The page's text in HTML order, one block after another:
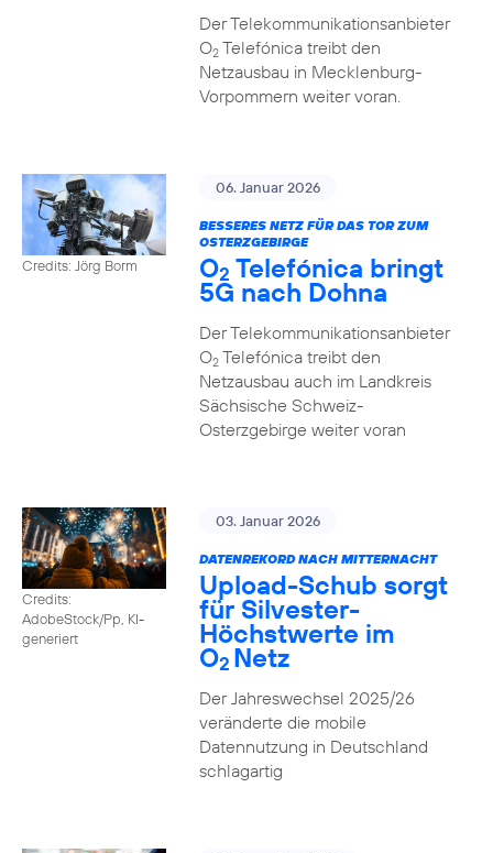
Der Telekommunikationsanbieter
O2Telefónica treibt den
Netzausbau in Mecklenburg-
Vorpommern weiter voran.
Credits: Jörg Borm
06. Januar 2026
BESSERES NETZ FÜR DAS TOR ZUM
OSTERZGEBIRGE
O2 Telefónica bringt
5G nach Dohna
Der Telekommunikationsanbieter
O2Telefónica treibt den
Netzausbau auch im Landkreis
Sächsische Schweiz-
Osterzgebirge weiter voran
Credits:
AdobeStock/Pp, KI-
generiert
03. Januar 2026
DATENREKORD NACH MITTERNACHT
Upload-Schub sorgt
für Silvester-
Höchstwerte im
O2 Netz
Der Jahreswechsel 2025/26
veränderte die mobile
Datennutzung in Deutschland
schlagartig